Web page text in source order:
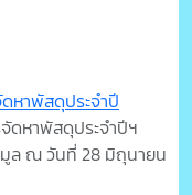
หาพัสดุประจำปี
ดหาพัสดุประจำปีฯ
ล ณ วันที่ 28 มิถุนายน